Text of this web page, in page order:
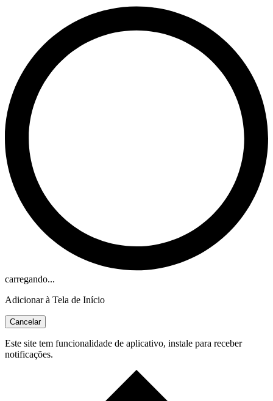
carregando...
Adicionar à Tela de Início
Cancelar
Este site tem funcionalidade de aplicativo, instale para receber
notificações.